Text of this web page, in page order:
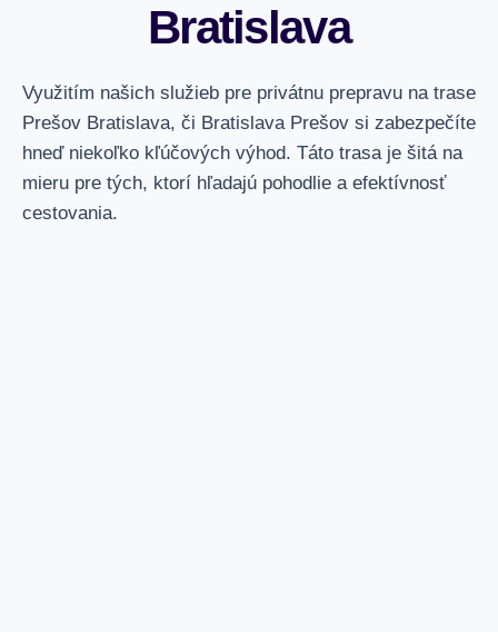
Bratislava
Využitím našich služieb pre privátnu prepravu na trase
Prešov Bratislava, či Bratislava Prešov si zabezpečíte
hneď niekoľko kľúčových výhod. Táto trasa je šitá na
mieru pre tých, ktorí hľadajú pohodlie a efektívnosť
cestovania.